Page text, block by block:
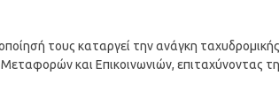
τους καταργεί την ανάγκη
και Επικοινωνιών, επιταχύνοντας